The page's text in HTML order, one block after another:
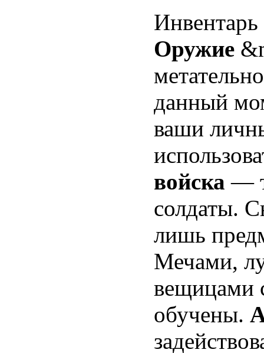
Инвентарь
Оружие
данный
ваши
войска —
солдаты.
лишь
Мечами,
вещицами
обучены.